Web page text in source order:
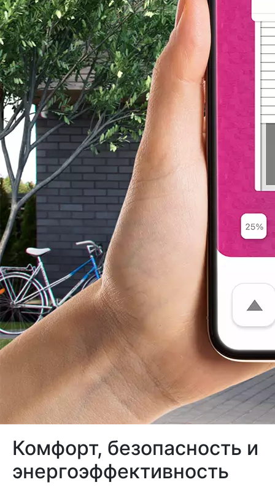
Комфорт, безопасность и
энергоэффективность